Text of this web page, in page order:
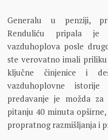
Generalu u penziji,
Renduliću pripala je
vazduhoplova posle
ste verovatno imali
ključne činjenice i
vazduhoplovne
predavanje je možda
pitanju 40 minuta
propratnog razmišljanja i